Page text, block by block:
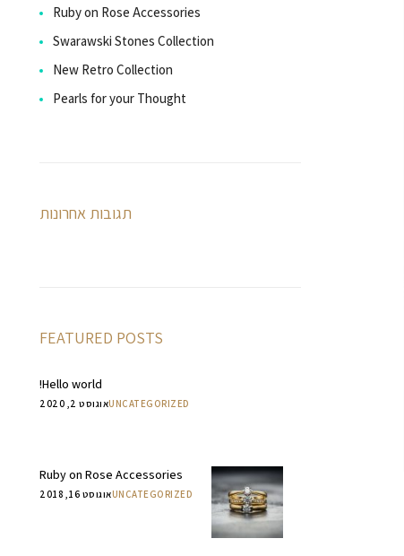
Ruby on Rose Accessories
Swarawski Stones Collection
New Retro Collection
Pearls for your Thought
תגובות אחרונות
FEATURED POSTS
Hello world!
UNCATEGORIZEDאוגוסט 2, 2020
Ruby on Rose Accessories
UNCATEGORIZEDאוגוסט 16, 2018